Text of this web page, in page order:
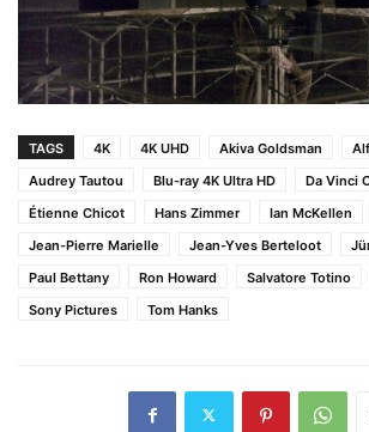
TAGS 4K 4K UHD Akiva Goldsman
Audrey Tautou
Blu-ray 4K Ultra HD Da Vinci
Étienne Chicot
Hans Zimmer Ian McKellen
Jean-Pierre Marielle
Jean-Yves Berteloot
Paul Bettany
Ron Howard Salvatore Totino
Sony Pictures
Tom Hanks